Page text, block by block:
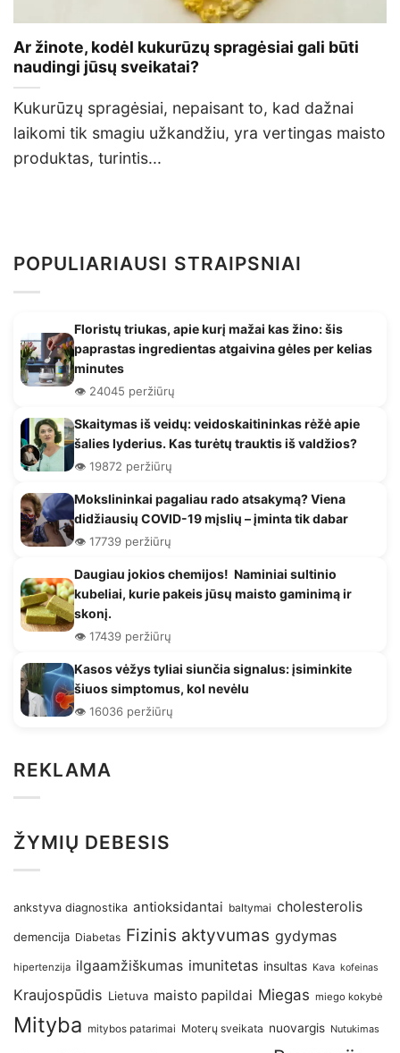
Ar žinote, kodėl kukurūzų spragėsiai gali būti
naudingi jūsų sveikatai?
Kukurūzų spragėsiai, nepaisant to, kad dažnai
laikomi tik smagiu užkandžiu, yra vertingas maisto
produktas, turintis...
POPULIARIAUSI STRAIPSNIAI
Floristų triukas, apie kurį mažai kas žino: šis
paprastas ingredientas atgaivina gėles per kelias
minutes
👁️ 24045 peržiūrų
Skaitymas iš veidų: veidoskaitininkas rėžė apie
šalies lyderius. Kas turėtų trauktis iš valdžios?
👁️ 19872 peržiūrų
Mokslininkai pagaliau rado atsakymą? Viena
didžiausių COVID-19 mįslių – įminta tik dabar
👁️ 17739 peržiūrų
Daugiau jokios chemijos! Naminiai sultinio
kubeliai, kurie pakeis jūsų maisto gaminimą ir
skonį.
👁️ 17439 peržiūrų
Kasos vėžys tyliai siunčia signalus: įsiminkite
šiuos simptomus, kol nevėlu
👁️ 16036 peržiūrų
REKLAMA
ŽYMIŲ DEBESIS
ankstyva diagnostika antioksidantai baltymai cholesterolis
demencija Diabetas Fizinis aktyvumas gydymas
hipertenzija ilgaamžiškumas imunitetas insultas Kava kofeinas
Kraujospūdis Lietuva maisto papildai Miegas miego kokybė
Mityba mitybos patarimai Moterų sveikata nuovargis Nutukimas